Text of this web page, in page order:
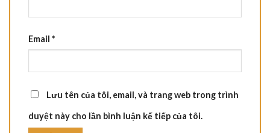
Email *
Lưu tên của tôi, email, và trang web trong trình
duyệt này cho lần bình luận kế tiếp của tôi.